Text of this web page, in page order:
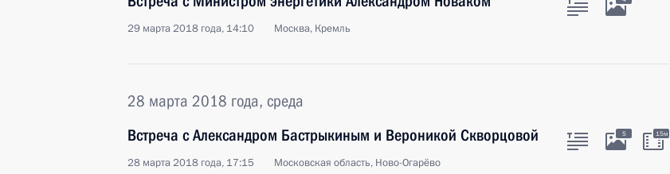
29 марта 2018 года, 14:10 Москва, Кремль
28 марта 2018 года, среда
Встреча с Александром Бастрыкиным и Вероникой Скворцовой
28 марта 2018 года, 17:15 Московская область, Ново-Огарёво
5 15м